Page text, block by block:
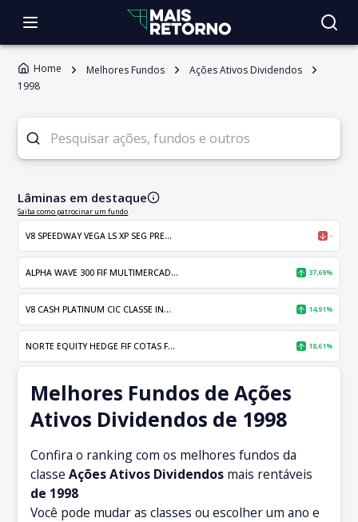
Home Melhores Fundos
Ações Ativos Dividendos
1998
Lâminas em destaque
Saiba como patrocinar um fundo
V8 SPEEDWAY VEGA LS XP SEG PRE... -
ALPHA WAVE 300 FIF MULTIMERCAD... 37,69%
V8 CASH PLATINUM CIC CLASSE IN... 14,91%
NORTE EQUITY HEDGE FIF COTAS F... 18,61%
Melhores Fundos de Ações
Ativos Dividendos de 1998
Confira o ranking com os melhores fundos da
classeAções Ativos Dividendos mais rentáveis
de 1998
Você pode mudar as classes ou escolher um ano e